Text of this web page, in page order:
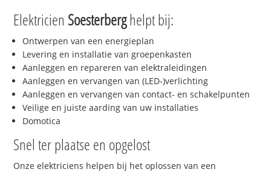
Elektricien Soesterberghelpt bij:
Ontwerpen van een energieplan
Levering en installatie van groepenkasten
Aanleggen en repareren van elektraleidingen
Aanleggen en vervangen van (LED-)verlichting
Aanleggen en vervangen van contact- en schakelpunten
Veilige en juiste aarding van uw installaties
Domotica
Snel ter plaatse en opgelost
Onze elektriciens helpen bij het oplossen van een